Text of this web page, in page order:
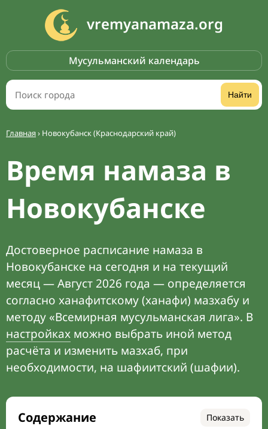
vremyanamaza.org
Мусульманский календарь
Найти
Главная› Новокубанск (Краснодарский край)
Время намаза в
Новокубанске
Достоверное расписание намаза в
Новокубанске на сегодня и на текущий
месяц — Август 2026 года — определяется
согласно ханафитскому (ханафи) мазхабу и
методу «Всемирная мусульманская лига». В
настройках можно выбрать иной метод
расчёта и изменить мазхаб, при
необходимости, на шафиитский (шафии).
Содержание Показать